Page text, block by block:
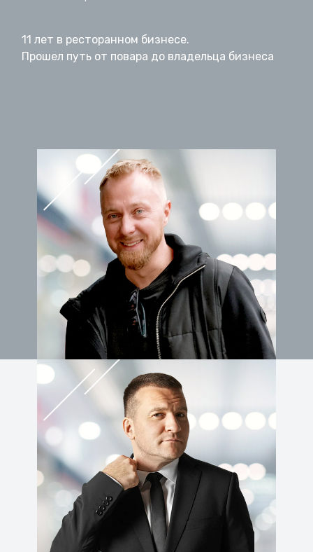
11 лет в ресторанном бизнесе.
Прошел путь от повара до владельца бизнеса